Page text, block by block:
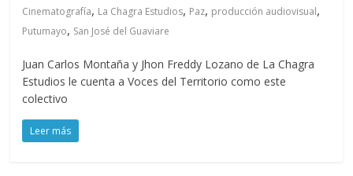
Cinematografía, La Chagra Estudios, Paz, producción audiovisual,
Putumayo, San José del Guaviare
Juan Carlos Montaña y Jhon Freddy Lozano de La Chagra
Estudios le cuenta a Voces del Territorio como este
colectivo
Leer más